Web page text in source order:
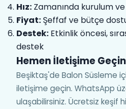
Hız: Zamanında kurulum
Fiyat: Şeffaf ve bütçe
Destek: Etkinlik öncesi,
destek
Hemen İletişime Geçin
Beşiktaş'de Balon Süsleme
iletişime geçin. WhatsApp
ulaşabilirsiniz. Ücretsiz keşif